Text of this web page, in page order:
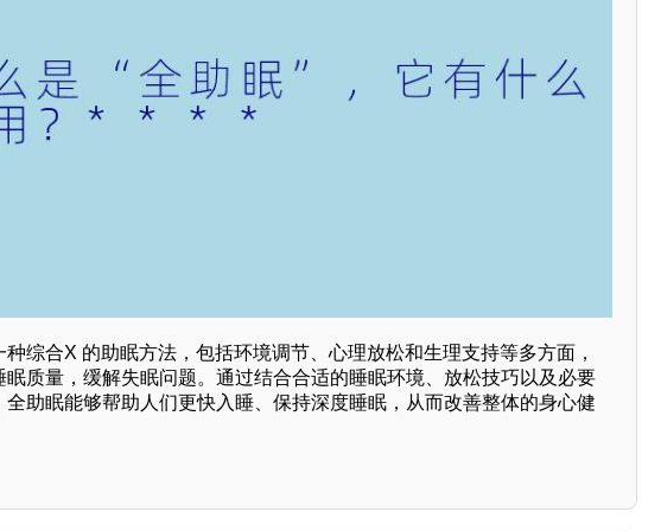
种综合X 的助眠方法，包括环境调节、心理放松和生理支持等多方面，
眠质量，缓解失眠问题。通过结合合适的睡眠环境、放松技巧以及必要
全助眠能够帮助人们更快入睡、保持深度睡眠，从而改善整体的身心健